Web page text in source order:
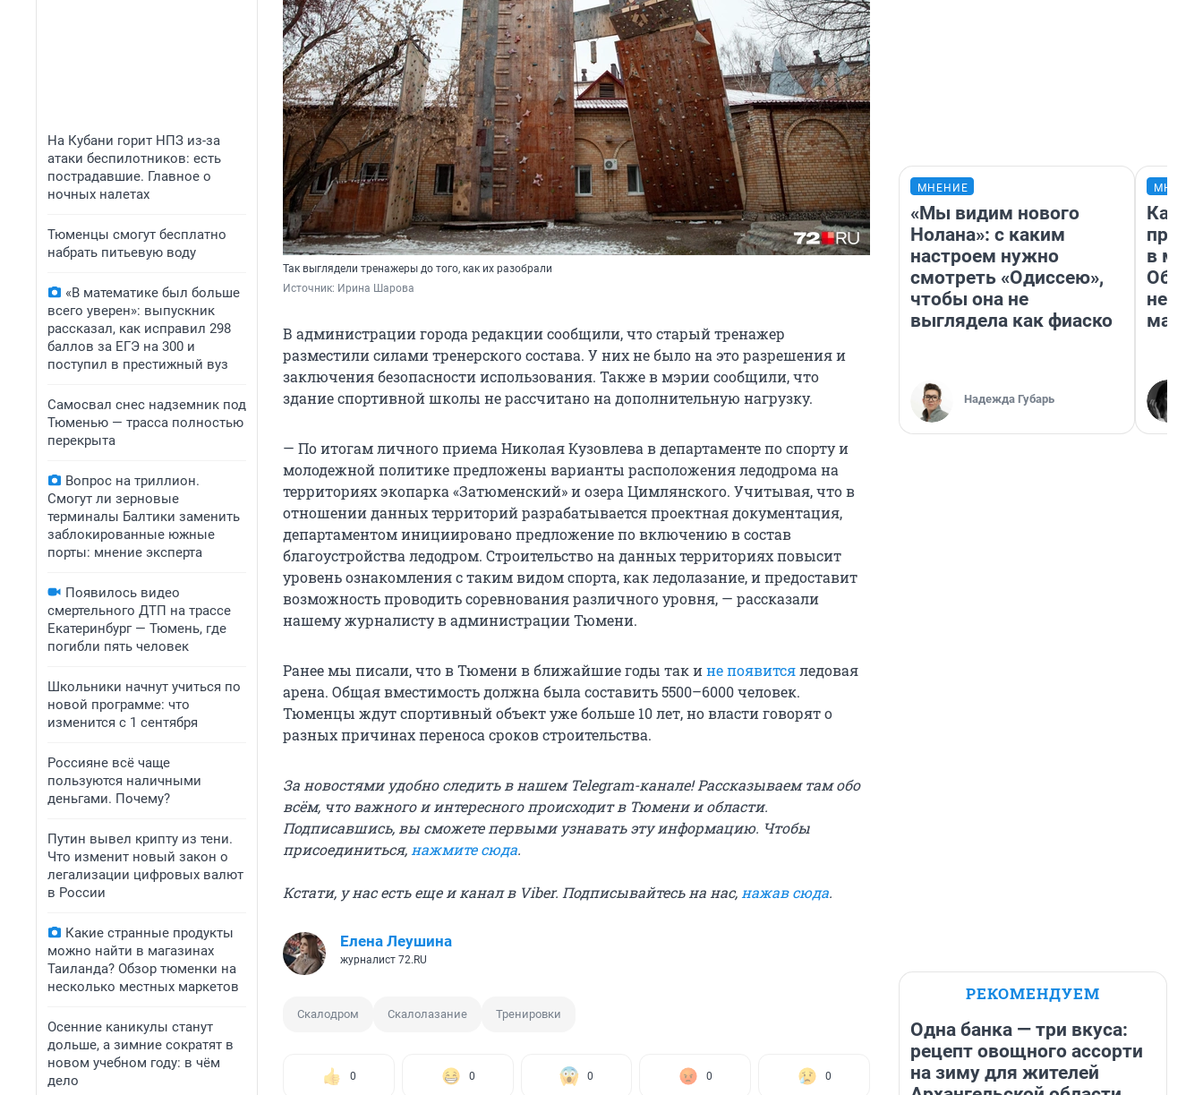
На Кубани горит НПЗ из-за
атаки беспилотников: есть
пострадавшие. Главное о
ночных налетах
Тюменцы смогут бесплатно
набрать питьевую воду
«В математике был больше
всего уверен»: выпускник
рассказал, как исправил 298
баллов за ЕГЭ на 300 и
поступил в престижный вуз
Самосвал снес надземник под
Тюменью — трасса полностью
перекрыта
Вопрос на триллион.
Смогут ли зерновые
терминалы Балтики заменить
заблокированные южные
порты: мнение эксперта
Появилось видео
смертельного ДТП на трассе
Екатеринбург — Тюмень, где
погибли пять человек
Школьники начнут учиться по
новой программе: что
изменится с 1 сентября
Россияне всё чаще
пользуются наличными
деньгами. Почему?
Путин вывел крипту из тени.
Что изменит новый закон о
легализации цифровых валют
в России
Какие странные продукты
можно найти в магазинах
Таиланда? Обзор тюменки на
несколько местных маркетов
Осенние каникулы станут
дольше, а зимние сократят в
новом учебном году: в чём
дело
Так выглядели тренажеры до того, как их разобрали
Источник: Ирина Шарова
В администрации города редакции сообщили, что старый тренажер
разместили силами тренерского состава. У них не было на это разрешения и
заключения безопасности использования. Также в мэрии сообщили, что
здание спортивной школы не рассчитано на дополнительную нагрузку.
— По итогам личного приема Николая Кузовлева в департаменте по спорту и
молодежной политике предложены варианты расположения ледодрома на
территориях экопарка «Затюменский» и озера Цимлянского. Учитывая, что в
отношении данных территорий разрабатывается проектная документация,
департаментом инициировано предложение по включению в состав
благоустройства ледодром. Строительство на данных территориях повысит
уровень ознакомления с таким видом спорта, как ледолазание, и предоставит
возможность проводить соревнования различного уровня, — рассказали
нашему журналисту в администрации Тюмени.
Ранее мы писали, что в Тюмени в ближайшие годы так ине появитсяледовая
арена. Общая вместимость должна была составить 5500–6000 человек.
Тюменцы ждут спортивный объект уже больше 10 лет, но власти говорят о
разных причинах переноса сроков строительства.
За новостями удобно следить в нашем Telegram-канале! Рассказываем там обо
всём, что важного и интересного происходит в Тюмени и области.
Подписавшись, вы сможете первыми узнавать эту информацию. Чтобы
присоединиться, нажмите сюда.
Кстати, у нас есть еще и канал в Viber. Подписывайтесь на нас, нажав сюда.
Елена Леушина
журналист 72.RU
Скалодром Скалолазание Тренировки
0 0 0 0 0
МНЕНИЕ
«Мы видим нового
Нолана»: с каким
настроем нужно
смотреть «Одиссею»,
чтобы она не
выглядела как фиаско
Надежда Губарь
в
РЕКОМЕНДУЕМ
Одна банка — три вкуса:
рецепт овощного ассорти
на зиму для жителей